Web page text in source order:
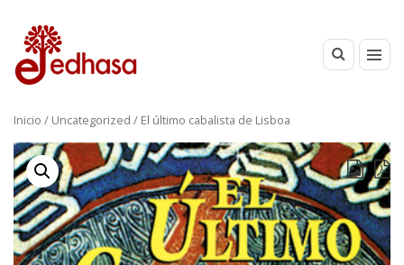
Inicio / Uncategorized / El último cabalista de Lisboa